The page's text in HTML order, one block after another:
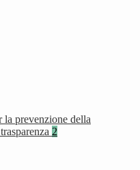
la prevenzione della
2